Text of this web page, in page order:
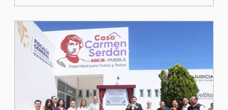
Kershenobich Stalnikowitz,
aseguró que en México no
existe un brote activo de
ciclosporiasis, luego de
los recientes reportes de
casos en Estados Unidos y